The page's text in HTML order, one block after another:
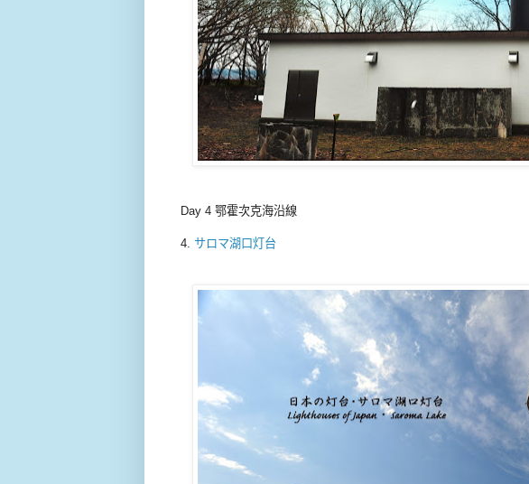
Day 4 鄂霍次克海沿線
4. サロマ湖口灯台